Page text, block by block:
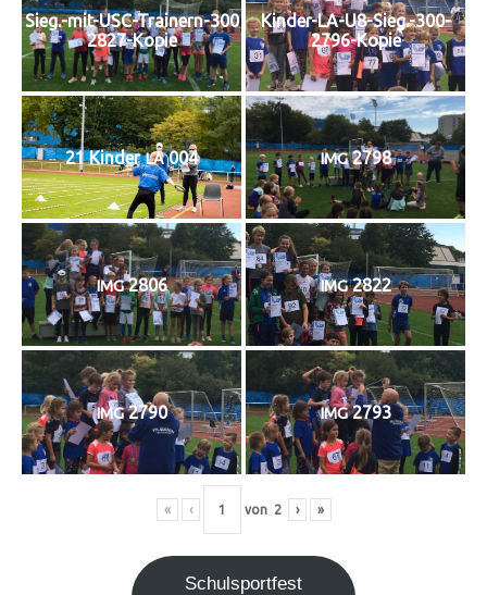
Sieg.-mit-USC-Trainern-300
2827-Kopie
Kinder-LA-U8-Sieg.-300-
2796-Kopie
21 Kin­derLA004 IMG2798
IMG2806 IMG2822
IMG2790 IMG2793
« ‹ von 2 › »
Schul­sport­fest